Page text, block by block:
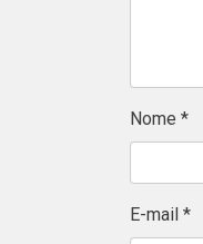
Nome *
E-mail *